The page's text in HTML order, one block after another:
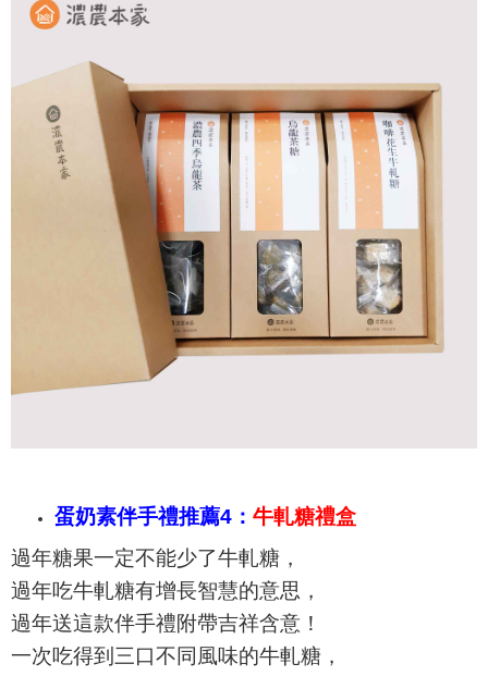
蛋奶素伴手禮推薦4： 牛軋糖禮盒
過年糖果一定不能少了牛軋糖，
過年吃牛軋糖有增長智慧的意思，
過年送這款伴手禮附帶吉祥含意！
一次吃得到三口不同風味的牛軋糖，